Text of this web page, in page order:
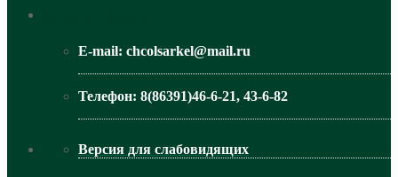
E-mail: chcolsarkel@mail.ru
Телефон: 8(86391)46-6-21, 43-6-82
Версия для слабовидящих